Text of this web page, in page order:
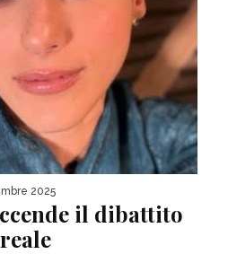
2025
il dibattito